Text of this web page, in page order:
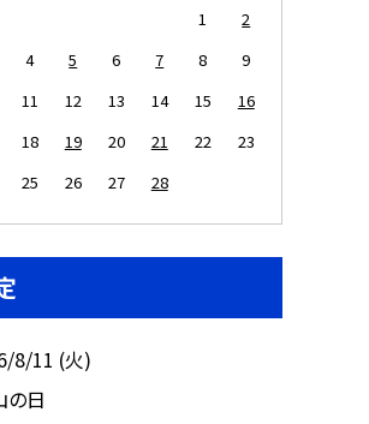
1
2
4 5 6 7 8
9
11 12 13 14 15
16
18 19 20 21 22
23
25 26 27 28
8/11 (火)
の日